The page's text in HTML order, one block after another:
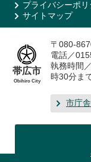
プライバシーポリ
サイトマップ
帯広市
Obihiro City
〒080-
電話／
執務時間
時30分ま
市庁